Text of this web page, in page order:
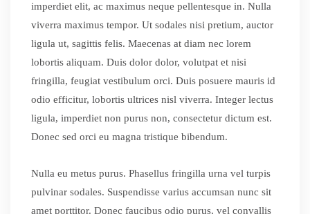
imperdiet elit, ac maximus neque pellentesque in. Nulla
viverra maximus tempor. Ut sodales nisi pretium, auctor
ligula ut, sagittis felis. Maecenas at diam nec lorem
lobortis aliquam. Duis dolor dolor, volutpat et nisi
fringilla, feugiat vestibulum orci. Duis posuere mauris id
odio efficitur, lobortis ultrices nisl viverra. Integer lectus
ligula, imperdiet non purus non, consectetur dictum est.
Donec sed orci eu magna tristique bibendum.
Nulla eu metus purus. Phasellus fringilla urna vel turpis
pulvinar sodales. Suspendisse varius accumsan nunc sit
amet porttitor. Donec faucibus odio purus, vel convallis